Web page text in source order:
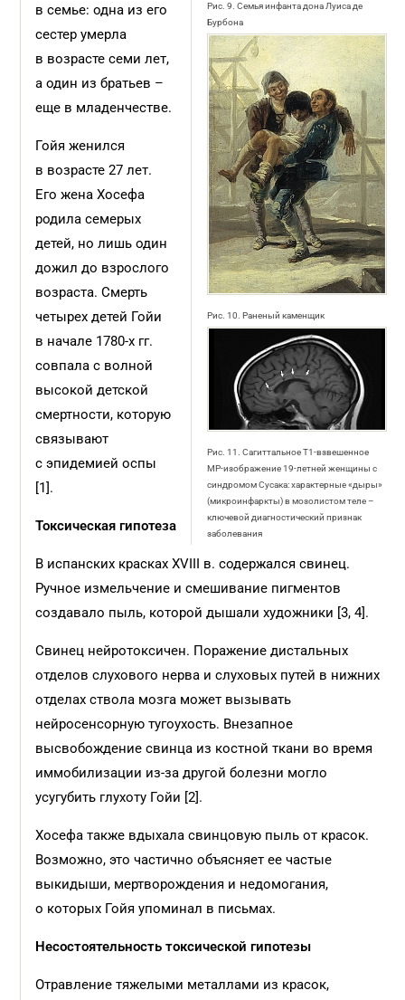
Рис. 9. Семья инфанта дона Луиса де
Бурбона
Рис. 10. Раненый каменщик
Рис. 11. Сагиттальное T1-взвешенное
МР-изображение 19-летней женщины с
синдромом Сусака: характерные «дыры»
(микроинфаркты) в мозолистом теле –
ключевой диагностический признак
заболевания
в семье: одна из его
сестер умерла
в возрасте семи лет,
а один из братьев –
еще в младенчестве.
Гойя женился
в возрасте 27 лет.
Его жена Хосефа
родила семерых
детей, но лишь один
дожил до взрослого
возраста. Смерть
четырех детей Гойи
в начале 1780-х гг.
совпала с волной
высокой детской
смертности, которую
связывают
с эпидемией оспы
[1].
Токсическая гипотеза
В испанских красках XVIII в. содержался свинец.
Ручное измельчение и смешивание пигментов
создавало пыль, которой дышали художники [3, 4].
Свинец нейротоксичен. Поражение дистальных
отделов слухового нерва и слуховых путей в нижних
отделах ствола мозга может вызывать
нейросенсорную тугоухость. Внезапное
высвобождение свинца из костной ткани во время
иммобилизации из-за другой болезни могло
усугубить глухоту Гойи [2].
Хосефа также вдыхала свинцовую пыль от красок.
Возможно, это частично объясняет ее частые
выкидыши, мертворождения и недомогания,
о которых Гойя упоминал в письмах.
Несостоятельность токсической гипотезы
Отравление тяжелыми металлами из красок,